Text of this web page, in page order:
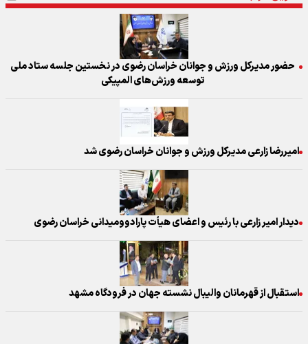
حضور مدیرکل ورزش و جوانان خراسان رضوی در نخستین جلسه ستاد ملی
توسعه ورزش‌های المپیکی
امیررضا زارعی مدیرکل ورزش و جوانان خراسان رضوی شد
دیدار امیر زارعی با رئیس و اعضای هیأت پارادوومیدانی خراسان رضوی
استقبال از قهرمانان والیبال نشسته جهان در فرودگاه مشهد